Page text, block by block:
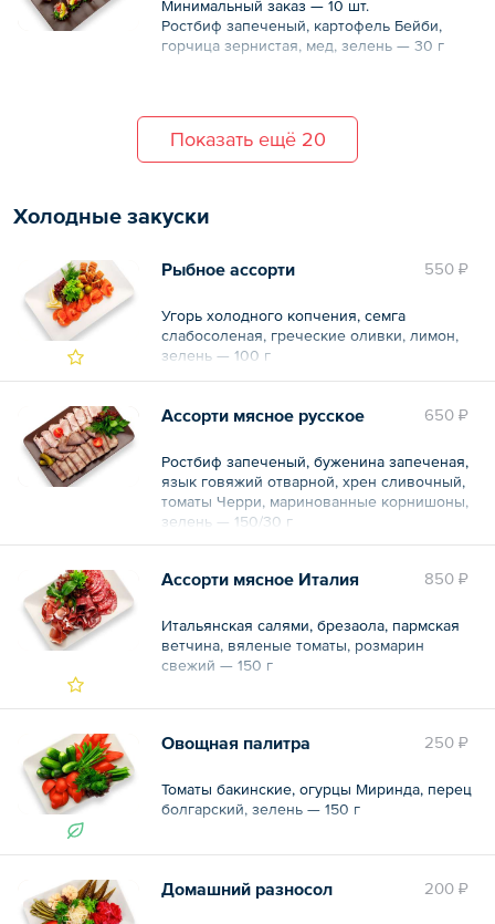
Минимальный заказ — 10 шт.
Ростбиф запеченый, картофель Бейби,
горчица зернистая, мед, зелень — 30 г
Показать ещё 20
Холодные закуски
550 ₽
Рыбное ассорти
Угорь холодного копчения, семга
слабосоленая, греческие оливки, лимон,
зелень — 100 г
650 ₽
Ассорти мясное русское
Ростбиф запеченый, буженина запеченая,
язык говяжий отварной, хрен сливочный,
томаты Черри, маринованные корнишоны,
зелень — 150/30 г
850 ₽
Ассорти мясное Италия
Итальянская салями, брезаола, пармская
ветчина, вяленые томаты, розмарин
свежий — 150 г
250 ₽
Овощная палитра
Томаты бакинские, огурцы Миринда, перец
болгарский, зелень — 150 г
200 ₽
Домашний разносол